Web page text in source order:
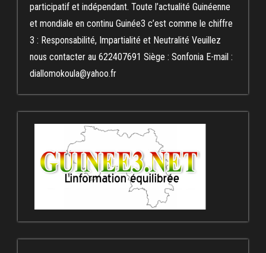
participatif et indépendant. Toute l’actualité Guinéenne
et mondiale en continu Guinée3 c’est comme le chiffre
3 : Responsabilité, Impartialité et Neutralité Veuillez
nous contacter au 622407691 Siège : Sonfonia E-mail :
diallomokoula@yahoo.fr